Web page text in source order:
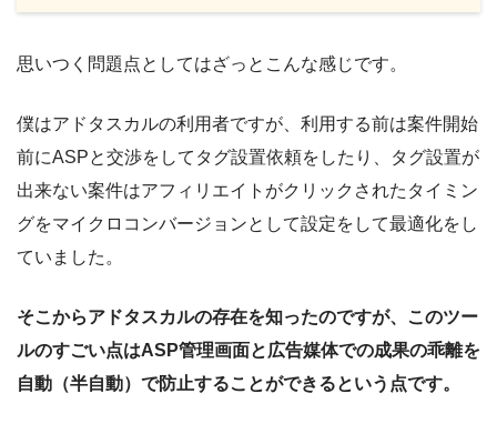
思いつく問題点としてはざっとこんな感じです。
僕はアドタスカルの利用者ですが、利用する前は案件開始
前にASPと交渉をしてタグ設置依頼をしたり、タグ設置が
出来ない案件はアフィリエイトがクリックされたタイミン
グをマイクロコンバージョンとして設定をして最適化をし
ていました。
そこからアドタスカルの存在を知ったのですが、このツー
ルのすごい点はASP管理画面と広告媒体での成果の乖離を
自動（半自動）で防止することができるという点です。